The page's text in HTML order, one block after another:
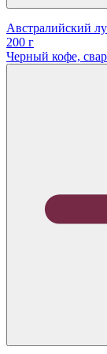
Австралийский
200 г
Черный кофе,